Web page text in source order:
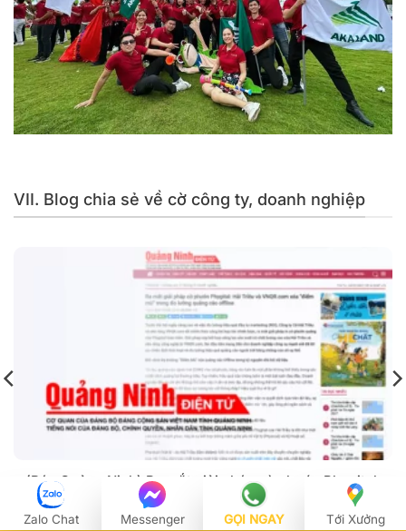
VII. Blog chia sẻ về cờ công ty, doanh nghiệp
(Báo Quảng Ninh) Ra mắt giải pháp cờ phướn Phygital:
Hải Triều và VNQR.com xóa “điểm mù” trong đo lường
quảng cáo offline
Zalo Chat Messenger GỌI NGAY Tới Xưởng